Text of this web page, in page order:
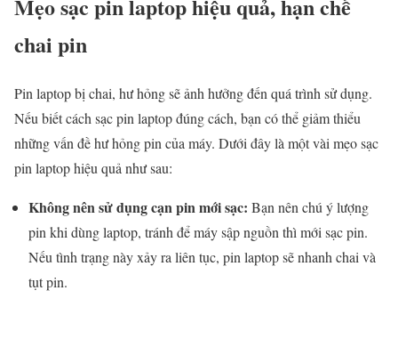
Mẹo sạc pin laptop hiệu quả, hạn chế
chai pin
Pin laptop bị chai, hư hỏng sẽ ảnh hưởng đến quá trình sử dụng.
Nếu biết cách sạc pin laptop đúng cách, bạn có thể giảm thiểu
những vấn đề hư hỏng pin của máy. Dưới đây là một vài mẹo sạc
pin laptop hiệu quả như sau:
Không nên sử dụng cạn pin mới sạc: Bạn nên chú ý lượng
pin khi dùng laptop, tránh để máy sập nguồn thì mới sạc pin.
Nếu tình trạng này xảy ra liên tục, pin laptop sẽ nhanh chai và
tụt pin.